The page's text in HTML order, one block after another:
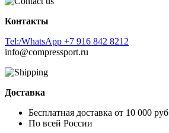
Контакты
Tel:/WhatsApp +7 916 842 8212
info@compressport.ru
Доставка
Бесплатная доставка от 10 000 руб
По всей России